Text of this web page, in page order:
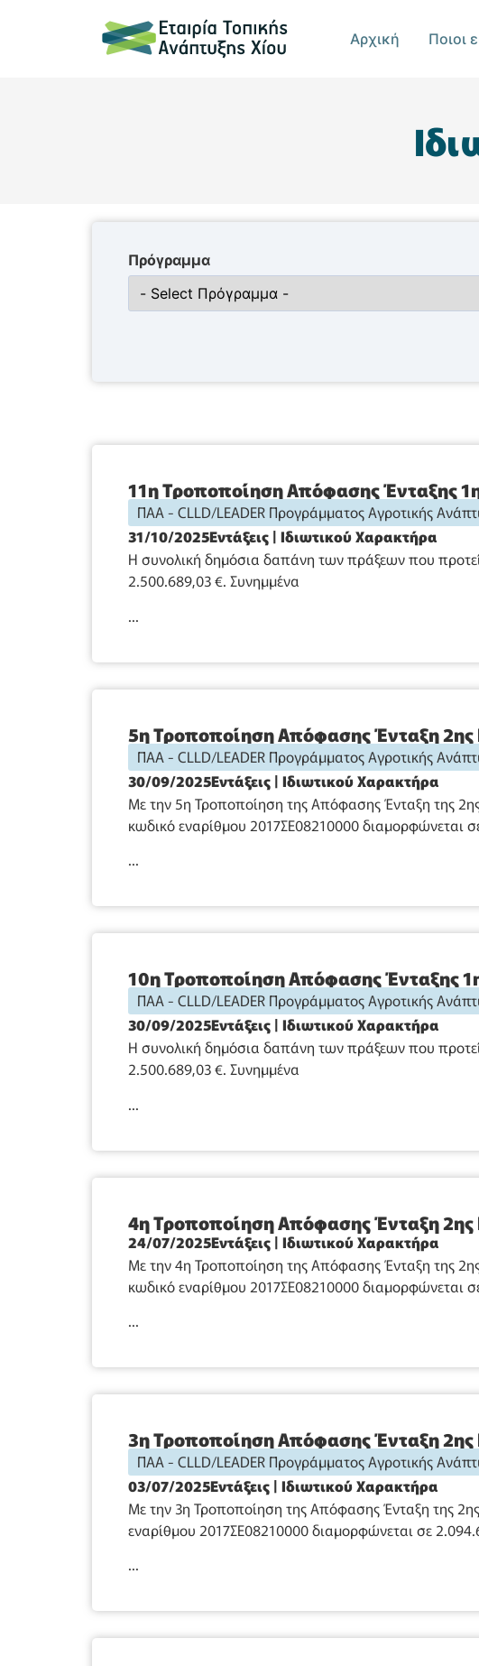
Αρχική Ποιοι
Πρόγραμμα
11η Τροποποίηση Απόφασης Ένταξης
ΠΑΑ - CLLD/LEADER Προγράμματος Αγροτικής
31/10/2025Εντάξεις | Ιδιωτικού Χαρακτήρα
Η συνολική δημόσια δαπάνη των πράξεων που
2.500.689,03 €. Συνημμένα
...
5η Τροποποίηση Απόφασης Ένταξη
ΠΑΑ - CLLD/LEADER Προγράμματος Αγροτικής
30/09/2025Εντάξεις | Ιδιωτικού Χαρακτήρα
Με την 5η Τροποποίηση της Απόφασης Ένταξη της
κωδικό εναρίθμου 2017ΣΕ08210000 διαμορφώνεται
...
10η Τροποποίηση Απόφασης Ένταξης
ΠΑΑ - CLLD/LEADER Προγράμματος Αγροτικής
30/09/2025Εντάξεις | Ιδιωτικού Χαρακτήρα
Η συνολική δημόσια δαπάνη των πράξεων που
2.500.689,03 €. Συνημμένα
...
4η Τροποποίηση Απόφασης Ένταξη
24/07/2025Εντάξεις | Ιδιωτικού Χαρακτήρα
Με την 4η Τροποποίηση της Απόφασης Ένταξη της
κωδικό εναρίθμου 2017ΣΕ08210000 διαμορφώνεται
...
3η Τροποποίηση Απόφασης Ένταξη
ΠΑΑ - CLLD/LEADER Προγράμματος Αγροτικής
03/07/2025Εντάξεις | Ιδιωτικού Χαρακτήρα
Με την 3η Τροποποίηση της Απόφασης Ένταξη της
εναρίθμου 2017ΣΕ08210000 διαμορφώνεται σε
...